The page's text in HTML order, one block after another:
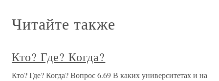
Читайте также
Кто? Где? Когда?
Кто? Где? Когда? Вопрос 6.69 В каких университетах и на